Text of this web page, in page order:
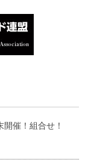
開催！組合せ！